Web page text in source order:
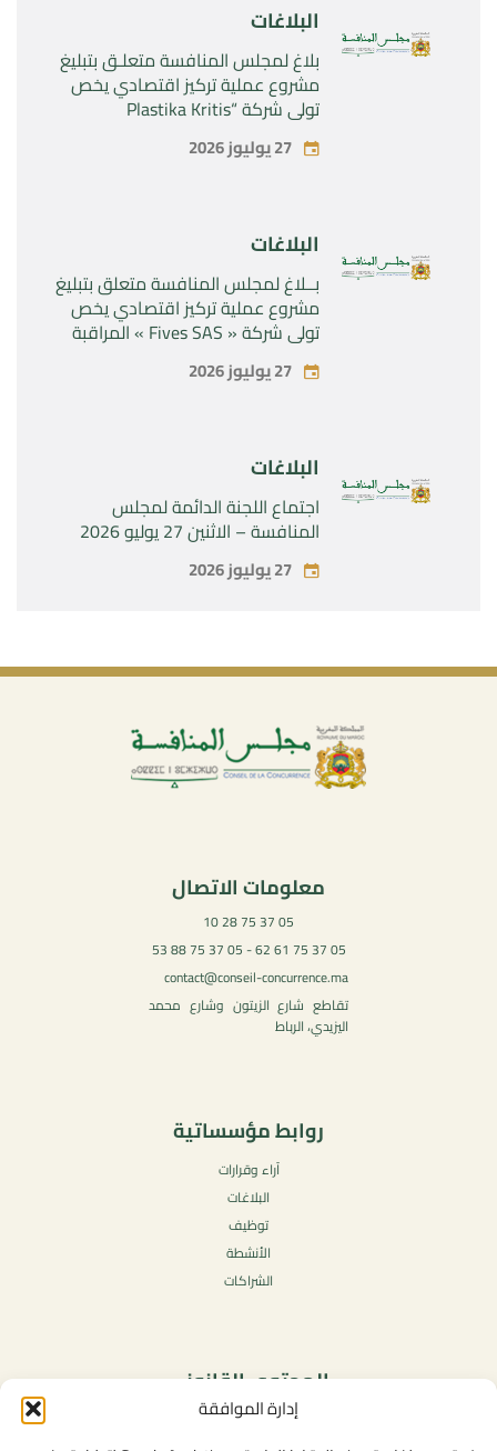
إدارة الموافقة
البلاغات
بلاغ لمجلس المنافسة متعلـق بتبليغ
مشروع عملية تركيز اقتصادي يخص
تولي شركة “Plastika Kritis
SA”المراقبة الحصرية لشركة
“Naturplas Industrial SARL” 27 يوليوز 2026
البلاغات
بــلاغ لمجلس المنافسة متعلق بتبليغ
مشروع عملية تركيز اقتصادي يخص
تولي شركة « Fives SAS » المراقبة
SAS »27 يوليوز 2026
البلاغات
اجتماع اللجنة الدائمة لمجلس
المنافسة – الاثنين 27 يوليو 2026
27 يوليوز 2026
معلومات الاتصال
05 37 75 28 10
05 37 75 61 62 - 05 37 75 88 53
contact@conseil-concurrence.ma
تقاطع شارع الزيتون وشارع محمد
اليزيدي، الرباط
روابط مؤسساتية
آراء وقرارات
البلاغات
توظيف
الأنشطة
الشراكات
المحتوى القانوني
سياسة الخصوصية